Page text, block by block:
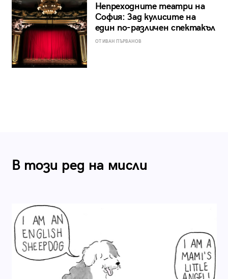
Непреходните театри на
София: Зад кулисите на
един по-различен спектакъл
ОТ ИВАН ПЪРВАНОВ
В този ред на мисли